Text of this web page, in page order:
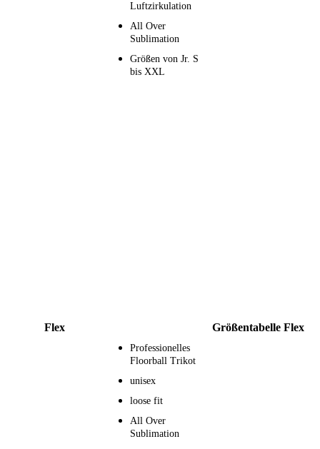
Luftzirkulation
All Over
Sublimation
Größen von Jr. S
bis XXL
Flex Größentabelle Flex
Professionelles
Floorball Trikot
unisex
loose fit
All Over
Sublimation